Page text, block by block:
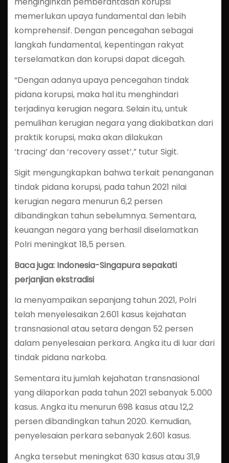
memerlukan upaya fundamental dan lebih
komprehensif. Dengan pencegahan sebagai
langkah fundamental, kepentingan rakyat
terselamatkan dan korupsi dapat dicegah.
“Dengan adanya upaya pencegahan tindak
pidana korupsi, maka hal itu menghindari
terjadinya kerugian negara. Selain itu, untuk
pemulihan kerugian negara yang diakibatkan dari
praktik korupsi, maka akan dilakukan
‘tracing’ dan ‘recovery asset’,” tutur Sigit.
Sigit mengungkapkan bahwa terkait penanganan
tindak pidana korupsi, pada tahun 2021 nilai
kerugian negara menurun 6,2 persen
dibandingkan tahun sebelumnya. Sementara,
keuangan negara yang berhasil diselamatkan
Polri meningkat 18,5 persen.
Baca juga: Indonesia-Singapura sepakati
perjanjian ekstradisi
Ia menyampaikan sepanjang tahun 2021, Polri
telah menyelesaikan 2.601 kasus kejahatan
transnasional atau setara dengan 52 persen
dalam penyelesaian perkara. Angka itu di luar dari
tindak pidana narkoba.
Sementara itu jumlah kejahatan transnasional
yang dilaporkan pada tahun 2021 sebanyak 5.000
kasus. Angka itu menurun 698 kasus atau 12,2
persen dibandingkan tahun 2020. Kemudian,
penyelesaian perkara sebanyak 2.601 kasus.
Angka tersebut meningkat 630 kasus atau 31,9